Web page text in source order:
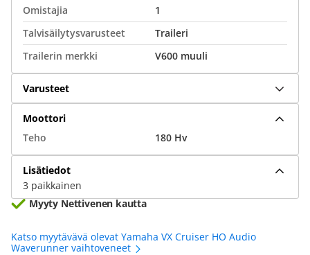
Omistajia
1
Talvisäilytysvarusteet
Traileri
Trailerin merkki
V600 muuli
Varusteet
Moottori
Teho
180 Hv
Lisätiedot
3 paikkainen
Myyty Nettivenen kautta
Katso myytävävä olevat Yamaha VX Cruiser HO Audio
Waverunner vaihtoveneet